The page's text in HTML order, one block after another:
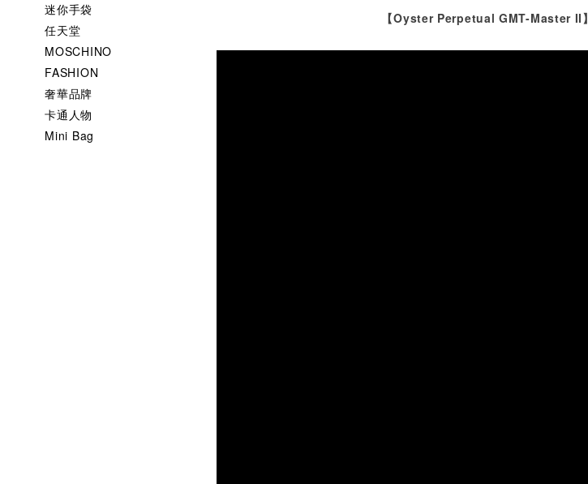
迷你手袋
任天堂
MOSCHINO
FASHION
奢華品牌
卡通人物
Mini Bag
【Oyster Perpetual GMT-Master II】